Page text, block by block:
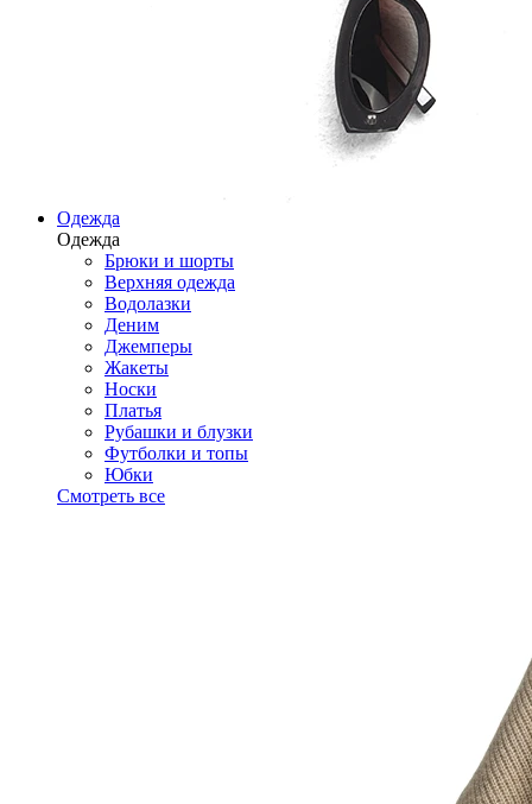
Одежда
Одежда
Брюки и шорты
Верхняя одежда
Водолазки
Деним
Джемперы
Жакеты
Носки
Платья
Рубашки и блузки
Футболки и топы
Юбки
Смотреть все